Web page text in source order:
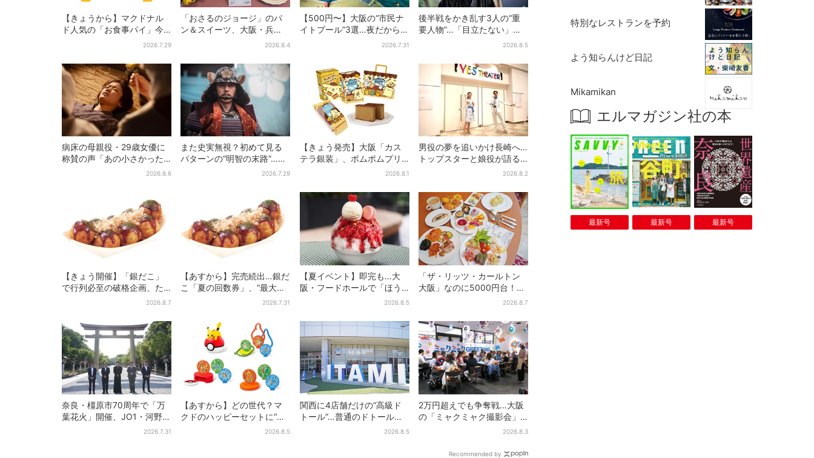
【きょうから】マクドナル
ド人気の「お食事パイ」今
年も登場、熱々とろ～り夏
2026.7.29
「おさるのジョージ」のパ
ン＆スイーツ、大阪・兵
庫・京都限定で【きょうか
2026.8.4
【500円〜】大阪の“市民ナ
イトプール”3選…夜だから涼
2026.7.31
後半戦をかき乱す3人の“重
要人物”…「目立たない」主
人公・仲野太賀も、モブキ
2026.8.5
病床の母親役・29歳女優に
称賛の声「あの小さかった
加恋ちゃんが…」朝ドラ視聴
2026.8.6
また史実無視？初めて見る
パターンの“明智の末路”…実
は、ありえなくもない！？
2026.7.29
【きょう発売】大阪「カス
テラ銀装」、ポムポムプリ
ンと初コラボ 紙袋まで限
2026.8.1
男役の夢を追いかけ長崎へ…
トップスターと娘役が語る
「ハウステンボス歌劇団」
2026.8.2
【きょう開催】「銀だこ」
で行列必至の破格企画、た
こ焼き1舟が88円に「今年こ
2026.8.7
【あすから】完売続出…銀だ
こ「夏の回数券」、“最大
2811円”お得に！数量限定で
2026.7.31
【夏イベント】即完も…大
阪・フードホールで「ほう
せき箱」の“限定かき氷”が復
2026.8.5
「ザ・リッツ・カールトン
大阪」なのに5000円台！肉
料理、スイーツ、パンまで…
2026.8.7
奈良・橿原市70周年で「万
葉花火」開催、JO1・河野純
喜がアンバサダーに…グルー
2026.7.31
【あすから】どの世代？マ
クドのハッピーセットに“ポ
ケモンおもちゃ”、歴代30匹
2026.8.5
関西に4店舗だけの“高級ド
トール”…普通のドトール
と、何が違う？コーヒーは
2026.8.5
2万円超えでも争奪戦…大阪
の「ミャクミャク撮影会」
に全国からファン集結、参
いたい理由」
2026.8.3
Recommended by
特別なレストランを予約
よう知らんけど日記
Mikamikan
エルマガジン社の本
最新号 最新号 最新号